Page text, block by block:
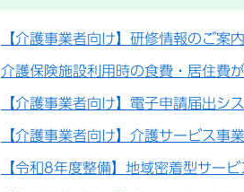
【介護事業者向け】研修情報のご案内
介護保険施設利用時の食費・居住費
【介護事業者向け】電子申請届出シ
【介護事業者向け】介護サービス事
【令和8年度整備】地域密着型サー